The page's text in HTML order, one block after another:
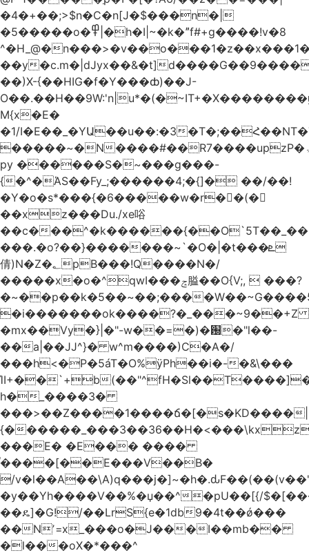
�4�+��;>$n�C�n[J�$���n�|
�5�����o�߾|�h�I|~�k�ˮf#+g����!v�8
^�H_@�
��y�c.m�|dJyx��&�t]
��)X-{��HIG�f�Y���ȸ)��J-
M{x�E�
�1/I�E��_�YԱ��u��:�3
�����~�N����#��R7����upzP�ۃt{�!g����9
py ������S�~���g���-
{�^�ΆS��Fy_;������4;�{]� ��/��!
�Y�o�s*���{�6�����w�r��ٌ(�
��xz���Du./xe唂
��c�
���.�o?��}�������~`�O�|�t���ܧ
倩)N�Z�؂pB���!Q����N�/
�����x�o�^qwI���ݘ膉��O{V;,  ���?
�~��p��k�5��~��;���
�i�������ok����?�_���~9��+Z
�mx��Vy�}|�"-w��=�)�԰�"l��-
��a|��JJ^}� w^m����)C�A�/
���h<�P�5áT�O%ӱPh��i�-�&\���
ΊI+��`+b
h�_����3�
���>��Z����1����ճ�[�s�KD����|
{�
���E� �E��� ����
֫����[��E���V��B�
/
�y��Yh����V��%�џ��^�pU��[{/$�[�
��ዴ]�G!/��LrS{e�1db9�4t��ǿ���
��Nʼ=x_���o�J���I��mb��
�l���oX�*���^